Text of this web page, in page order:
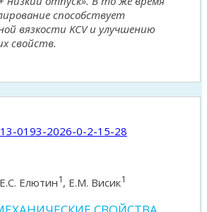
способствует
вязкости KCV и улучшению
свойств.
0193-2026-0-2-15-28
Елютин1, Е.М. Висик1